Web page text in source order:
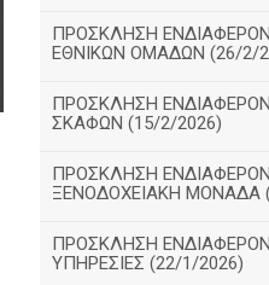
ΠΡΟΣΚΛΗΣΗ
ΕΘΝΙΚΩΝ ΟΜΑΔΩΝ (26/2/
ΠΡΟΣΚΛΗΣΗ
ΣΚΑΦΩΝ (15/2/2026)
ΠΡΟΣΚΛΗΣΗ
ΞΕΝΟΔΟΧΕΙΑΚΗ ΜΟΝΑΔΑ
ΠΡΟΣΚΛΗΣΗ
ΥΠΗΡΕΣΙΕΣ (22/1/2026)